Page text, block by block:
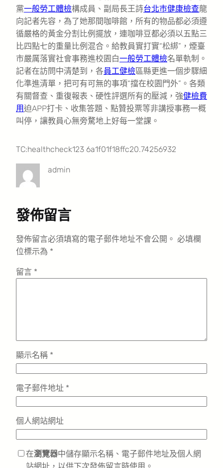
黨一般勞工體檢構成員、副局長王詩台北巿健康檢查龍
向記者先容，為了她那間咖啡館，所有的物品都必須遵
循嚴格的黃金分割比例擺放，連咖啡豆都必須以五點三
比四點七的重量比例混合。給教員實打實“松綁”，煙臺
市嚴厲落實社會事務進校園白一般勞工體檢名單軌制。
記者在訪問中清楚到，各員工健檢區縣更進一個步驟細
化準進清單，把可有可無的事項“擋在校園門外”。各類
有關督查、重復報表、硬性評選所有的壓減，強健檢費
用迫APP打卡、收集答題、點贊投票等非講授事務一概
叫停，讓教員心無旁騖地上好每一堂課。
TC:healthcheck123 6a1f01f18ffc20.74256932
admin
發佈留言
發佈留言必須填寫的電子郵件地址不會公開。 必填欄
位標示為 *
留言 *
顯示名稱 *
電子郵件地址 *
個人網站網址
在瀏覽器中儲存顯示名稱、電子郵件地址及個人網